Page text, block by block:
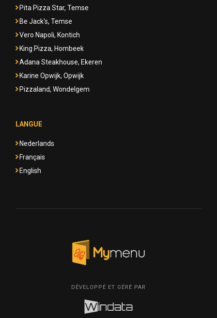
Pita Pizza Star, Temse
Be Jack's, Temse
Vero Napoli, Kontich
King Pizza, Hombeek
Adana Steakhouse, Ekeren
Karine Opwijk, Opwijk
Pizzaland, Wondelgem
LANGUE
Nederlands
Français
English
DÉVELOPPÉ ET GÉRÉ PAR